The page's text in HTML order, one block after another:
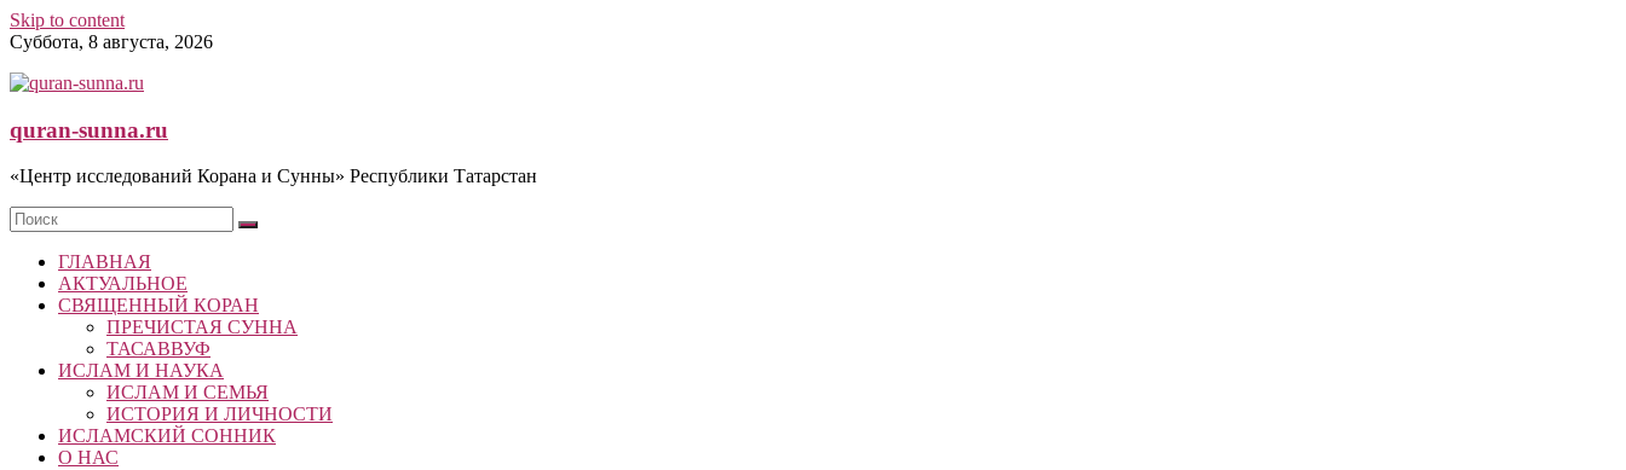
Skip to content
Суббота, 8 августа, 2026
quran-sunna.ru
«Центр исследований Корана и Сунны» Республики Татарстан
ГЛАВНАЯ
АКТУАЛЬНОЕ
СВЯЩЕННЫЙ КОРАН
ПРЕЧИСТАЯ СУННА
ТАСАВВУФ
ИСЛАМ И НАУКА
ИСЛАМ И СЕМЬЯ
ИСТОРИЯ И ЛИЧНОСТИ
ИСЛАМСКИЙ СОННИК
О НАС